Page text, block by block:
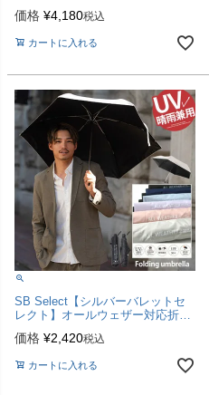
3色【メール便対応】
価格 ¥4,180税込
カートに入れる
SB Select【シルバーバレットセ
レクト】オールウェザー対応折り
価格 ¥2,420税込
カートに入れる